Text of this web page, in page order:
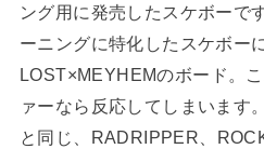
ング用に発売したスケボーで
ーニングに特化したスケボー
LOST×MEYHEMのボード。
ァーなら反応してしまいます
と同じ、RADRIPPER、